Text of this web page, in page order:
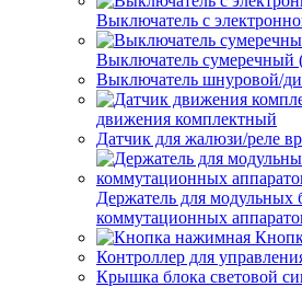
Выключатель с
Выключатель сумеречный
Выключатель шнуровой/
движения комплектный
Датчик для жалюзи/реле
Держатель для модульных
коммутационных
Контроллер для
Крышка блока световой